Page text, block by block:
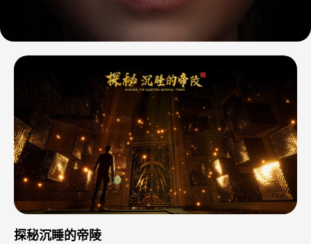
探秘沉睡的帝陵